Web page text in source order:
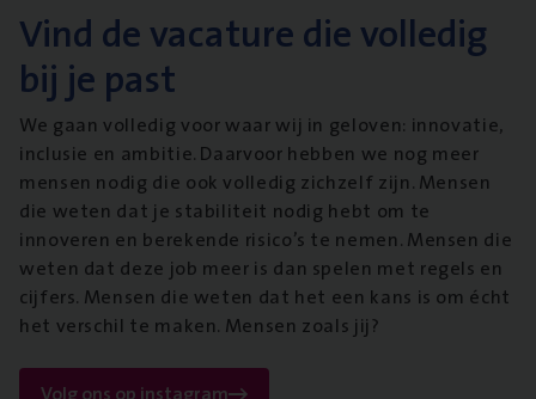
Vind de vacature die volledig
bij je past
We gaan volledig voor waar wij in geloven: innovatie,
inclusie en ambitie. Daarvoor hebben we nog meer
mensen nodig die ook volledig zichzelf zijn. Mensen
die weten dat je stabiliteit nodig hebt om te
innoveren en berekende risico’s te nemen. Mensen die
weten dat deze job meer is dan spelen met regels en
cijfers. Mensen die weten dat het een kans is om écht
het verschil te maken. Mensen zoals jij?